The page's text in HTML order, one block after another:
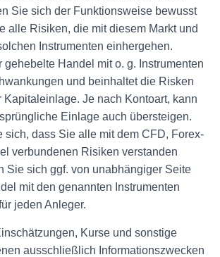
Sie sich der Funktionsweise bewusst
alle Risiken, die mit diesem Markt und
Instrumenten einhergehen.
gehebelte Handel mit o. g. Instrumenten
und beinhaltet die Risken
Kapitaleinlage. Je nach Kontoart, kann
Einlage auch übersteigen.
sich, dass Sie alle mit dem CFD, Forex-
verbundenen Risiken verstanden
Sie sich ggf. von unabhängiger Seite
mit den genannten Instrumenten
jeden Anleger.
Kurse und sonstige
ausschließlich Informationszwecken